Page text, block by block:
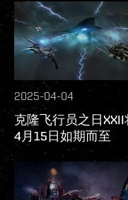
2025-04-04
克隆飞行员之日XXII
4月15日如期而至